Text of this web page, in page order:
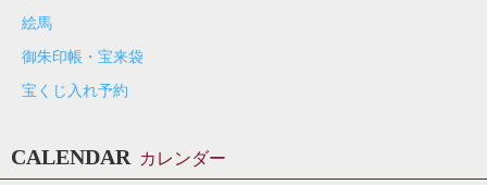
絵馬
御朱印帳・宝来袋
宝くじ入れ予約
CALENDAR カレンダー